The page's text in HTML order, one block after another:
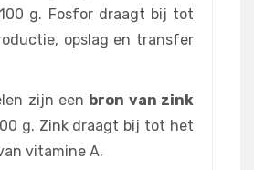
g. Fosfor draagt bij tot
opslag en transfer
zijn een bron van zink
g. Zink draagt bij tot het
vitamine A.